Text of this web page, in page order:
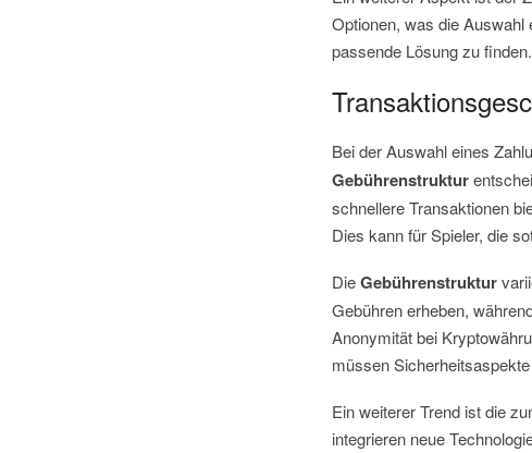
Optionen, was die
passende Lösung zu
Bei der Auswahl eines
Gebührenstruktur
schnellere Transaktionen
Dies kann für Spieler, die
DieGebührenstruktur
Gebühren erheben,
Anonymität bei
müssen
Ein weiterer Trend ist die
integrieren neue